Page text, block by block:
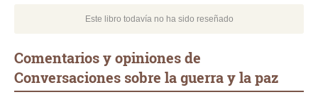
Este libro todavía no ha sido reseñado
Comentarios y opiniones de
Conversaciones sobre la guerra y la paz